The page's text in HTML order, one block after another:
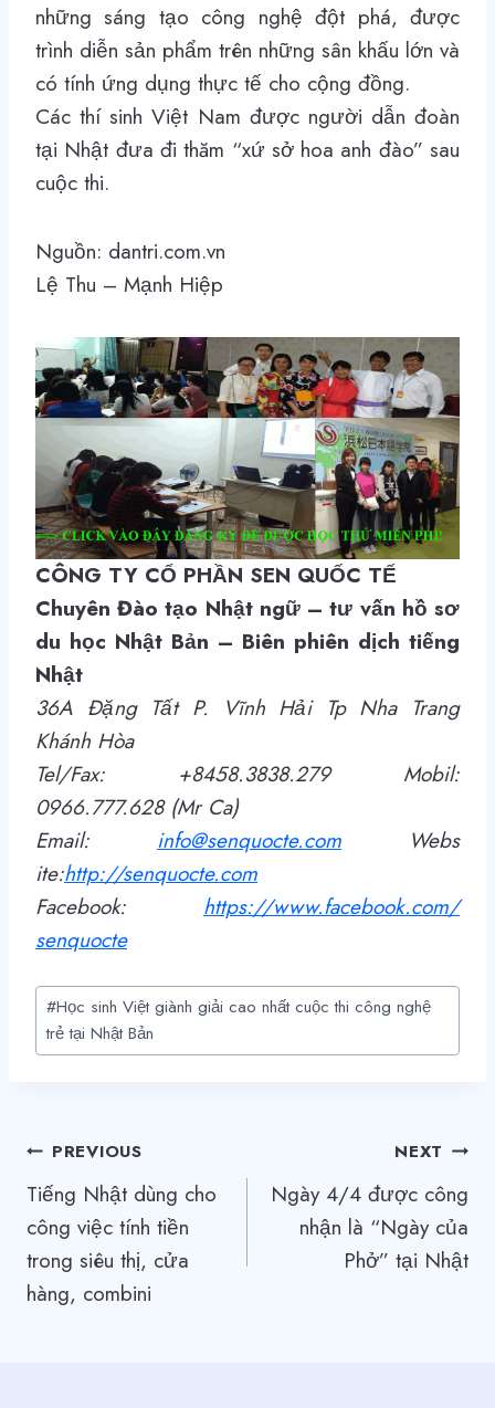
những sáng tạo công nghệ đột phá, được
trình diễn sản phẩm trên những sân khấu lớn và
có tính ứng dụng thực tế cho cộng đồng.
Các thí sinh Việt Nam được người dẫn đoàn
tại Nhật đưa đi thăm “xứ sở hoa anh đào” sau
cuộc thi.
Nguồn: dantri.com.vn
Lệ Thu – Mạnh Hiệp
CÔNG TY CỔ PHẦN SEN QUỐC TẾ
Chuyên Đào tạo Nhật ngữ – tư vấn hồ sơ
du học Nhật Bản – Biên phiên dịch tiếng
Nhật
36A Đặng Tất P. Vĩnh Hải Tp Nha Trang
Khánh Hòa
Tel/Fax: +8458.3838.279 Mobil:
0966.777.628 (Mr Ca)
Email: info@senquocte.com
Webs
ite:http://senquocte.com
Facebook:
https://www.facebook.com/
senquocte
Post
Tags:
#Học sinh Việt giành giải cao nhất cuộc thi công nghệ
trẻ tại Nhật Bản
Điều
hướng
bài
viết
PREVIOUS
Tiếng Nhật dùng cho
công việc tính tiền
trong siêu thị, cửa
hàng, combini
NEXT
Ngày 4/4 được công
nhận là “Ngày của
Phở” tại Nhật